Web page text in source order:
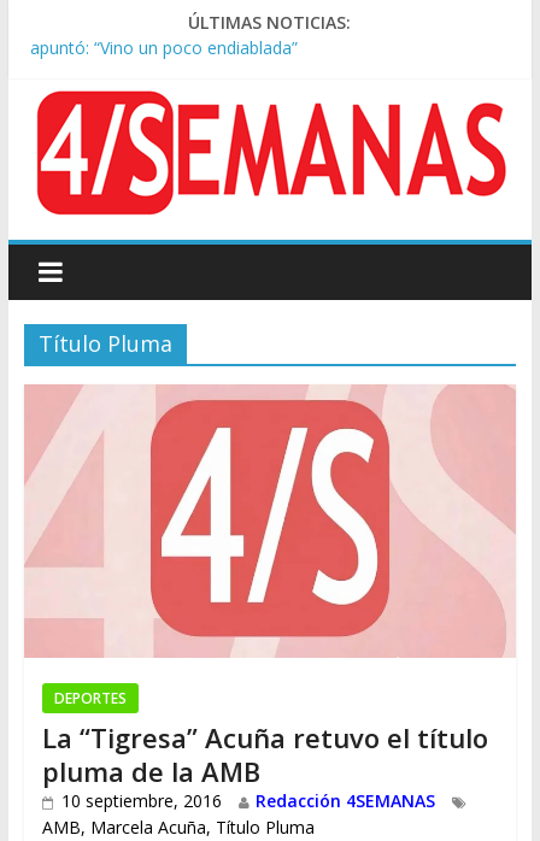
ÚLTIMAS NOTICIAS:
Tras la aprobación de la ley de propiedad privada, Bullrich
apuntó: “Vino un poco endiablada”
de propiedad privada
Condenaron a la red social Meta a pagar US$567 millones por
afectar la salud mental de niños
Represión frente al Congreso: tres detenidos durante la
protesta contra la Ley de Propiedad Privada
del capítulo de extranjerización
Título Pluma
DEPORTES
La “Tigresa” Acuña retuvo el título
pluma de la AMB
10 septiembre, 2016
Redacción 4SEMANAS
AMB, Marcela Acuña, Título Pluma